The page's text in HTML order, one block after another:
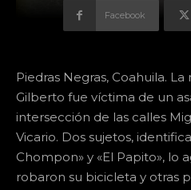
Facebook
Piedras Negras, Coahuila.
Gilberto fue víctima de un
intersección de las calles
Vicario. Dos sujetos,
Chompon» y «El Papito», lo
robaron su bicicleta y otras